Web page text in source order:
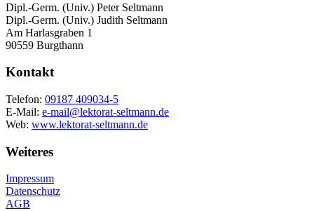
Dipl.-Germ. (Univ.) Peter Seltmann
Dipl.-Germ. (Univ.) Judith Seltmann
Am Harlasgraben 1
90559 Burgthann
Kontakt
Telefon: 09187 409034-5
E-Mail: e-mail@lektorat-seltmann.de
Web: www.lektorat-seltmann.de
Weiteres
Impressum
Datenschutz
AGB